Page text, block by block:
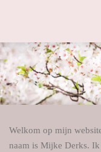
naar
de
hoofdinhoud
Welkom op mijn
naam is Mijke Derks.